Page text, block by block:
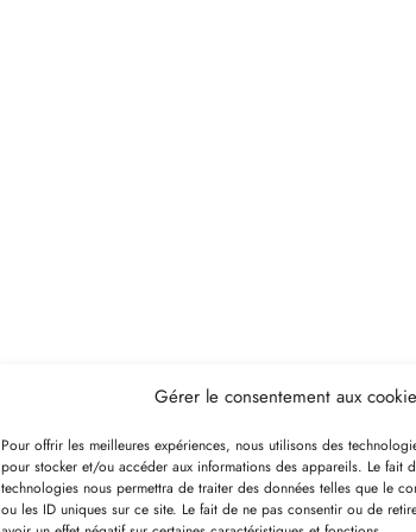
Gérer le consentement aux
Pour offrir les meilleures expériences, nous utilisons des
pour stocker et/ou accéder aux informations des appareils. Le fait
technologies nous permettra de traiter des données telles que le
ou les ID uniques sur ce site. Le fait de ne pas consentir ou de
Voir les avis